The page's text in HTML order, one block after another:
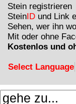
Stein registrieren
Stein ID und Link
Sehen, wer ihn
Mit oder ohne
Kostenlos und
Select Language